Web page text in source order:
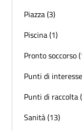
Piazza (3)
Piscina (1)
Pronto soccorso
Punti di
Punti di raccolta
Sanità (13)